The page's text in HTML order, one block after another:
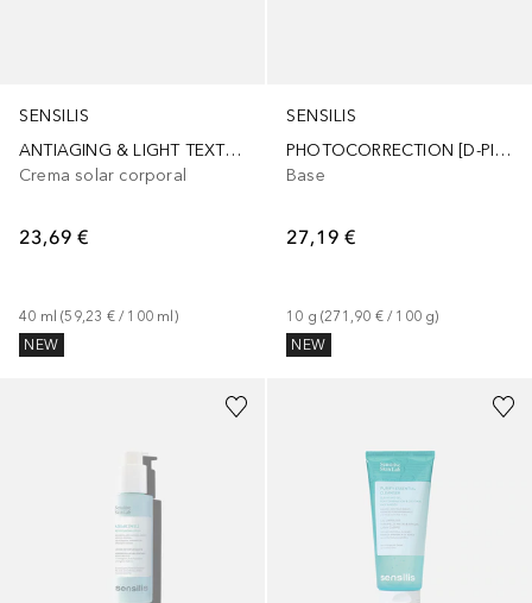
SENSILIS
ANTIAGING & LIGHT TEXTURE COLOR crema SPF50+
Crema solar corporal
23,69 €
40 ml (59,23 € / 100 ml )
NEW
SENSILIS
PHOTOCORRECTION [D-PIGMENT MAKE-UP] maquillaje en crema SPF50+
Base
27,19 €
10 g (271,90 € / 100 g)
NEW